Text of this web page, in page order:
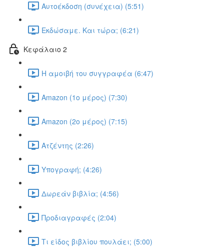
Αυτοέκδοση (συνέχεια) (5:51)
Εκδώσαμε. Και τώρα; (6:21)
Κεφάλαιο 2
Η αμοιβή του συγγραφέα (6:47)
Amazon (1ο μέρος) (7:30)
Amazon (2ο μέρος) (7:15)
Ατζέντης (2:26)
Υπογραφή; (4:26)
Δωρεάν βιβλία; (4:56)
Προδιαγραφές (2:04)
Τι είδος βιβλίου πουλάει; (5:00)